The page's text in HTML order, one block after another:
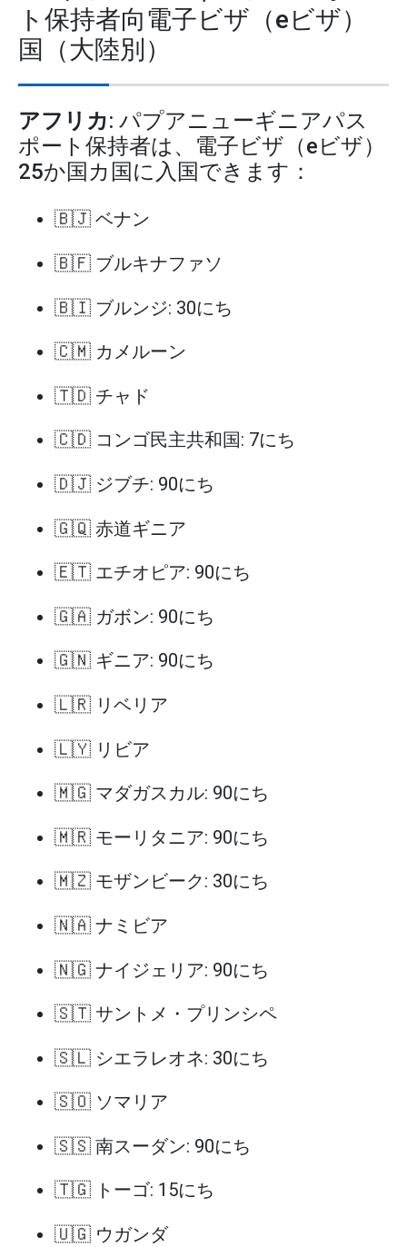
ト保持者向電子ビザ（eビザ）
国（大陸別）
アフリカ: パプアニューギニアパス
ポート保持者は、電子ビザ（eビザ）
25か国カ国に入国できます：
🇧🇯 ベナン
🇧🇫 ブルキナファソ
🇧🇮 ブルンジ: 30にち
🇨🇲 カメルーン
🇹🇩 チャド
🇨🇩 コンゴ民主共和国: 7にち
🇩🇯 ジブチ: 90にち
🇬🇶 赤道ギニア
🇪🇹 エチオピア: 90にち
🇬🇦 ガボン: 90にち
🇬🇳 ギニア: 90にち
🇱🇷 リベリア
🇱🇾 リビア
🇲🇬 マダガスカル: 90にち
🇲🇷 モーリタニア: 90にち
🇲🇿 モザンビーク: 30にち
🇳🇦 ナミビア
🇳🇬 ナイジェリア: 90にち
🇸🇹 サントメ・プリンシペ
🇸🇱 シエラレオネ: 30にち
🇸🇴 ソマリア
🇸🇸 南スーダン: 90にち
🇹🇬 トーゴ: 15にち
🇺🇬 ウガンダ